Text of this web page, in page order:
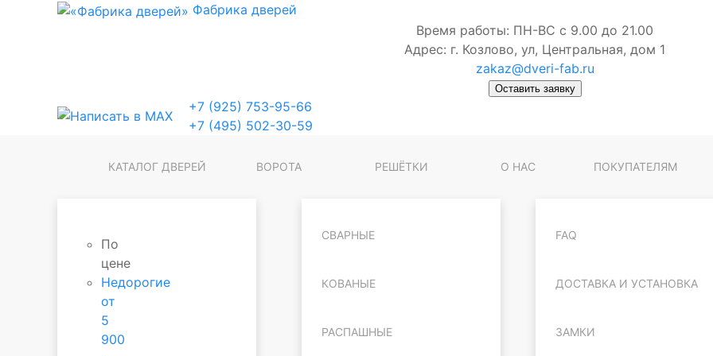
Фабрика дверей
Время работы: ПН-ВС с 9.00 до 21.00
Адрес: г. Козлово, ул, Центральная, дом 1
zakaz@dveri-fab.ru
Оставить заявку
+7 (925) 753-95-66
+7 (495) 502-30-59
КАТАЛОГ ДВЕРЕЙ
По
цене
Недорогие
от
5
900
ВОРОТА РЕШЁТКИ
СВАРНЫЕ
КОВАНЫЕ
РАСПАШНЫЕ
О НАС ПОКУПАТЕЛЯМ
FAQ
ДОСТАВКА И УСТАНОВКА
ЗАМКИ